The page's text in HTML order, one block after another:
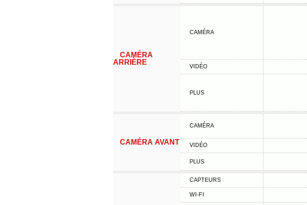
CAMÉRA
ARRIÈRE
CAMÉRA
VIDÉO
PLUS
CAMÉRA AVANT
CAMÉRA
VIDÉO
PLUS
CAPTEURS
WI-FI